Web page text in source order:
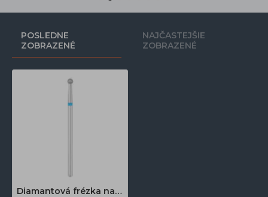
POSLEDNE
ZOBRAZENÉ
NAJČASTEJŠIE
ZOBRAZENÉ
Diamantová frézka na nechty Exo Pro guľka 2,7 mm